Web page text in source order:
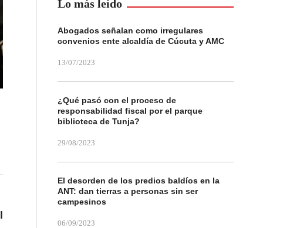
Lo más leído
Abogados señalan como irregulares
convenios ente alcaldía de Cúcuta y AMC
13/07/2023
¿Qué pasó con el proceso de
responsabilidad fiscal por el parque
biblioteca de Tunja?
29/08/2023
El desorden de los predios baldíos en la
ANT: dan tierras a personas sin ser
campesinos
06/09/2023